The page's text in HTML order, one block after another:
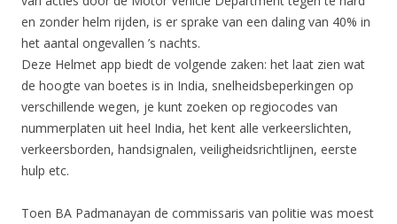
en zonder helm rijden, is er sprake van een daling van 40% in
het aantal ongevallen ’s nachts.
Deze Helmet app biedt de volgende zaken: het laat zien wat
de hoogte van boetes is in India, snelheidsbeperkingen op
verschillende wegen, je kunt zoeken op regiocodes van
nummerplaten uit heel India, het kent alle verkeerslichten,
verkeersborden, handsignalen, veiligheidsrichtlijnen, eerste
hulp etc.
Toen BA Padmanayan de commissaris van politie was moest